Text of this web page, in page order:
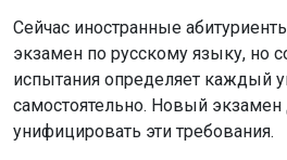
Сейчас иностранные
экзамен по русскому языку, но
испытания определяет каждый
самостоятельно. Новый
унифицировать эти требования.